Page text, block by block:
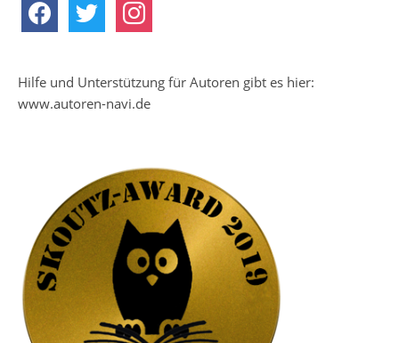
facebook twitter instagram
Hilfe und Unterstützung für Autoren gibt es hier:
www.autoren-navi.de